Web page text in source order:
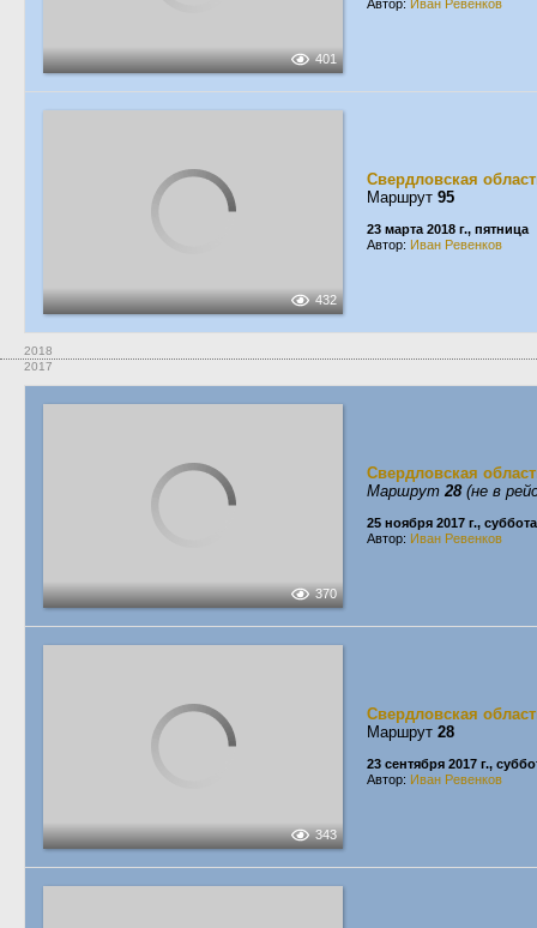
401
Автор: Иван Ревенков
432
Свердловская
Маршрут 95
23 марта 2018 г., пятница
Автор: Иван Ревенков
2018
2017
370
Свердловская
Маршрут28(не в
25 ноября 2017 г., суббота
Автор: Иван Ревенков
343
Свердловская
Маршрут 28
23 сентября 2017 г.,
Автор: Иван Ревенков